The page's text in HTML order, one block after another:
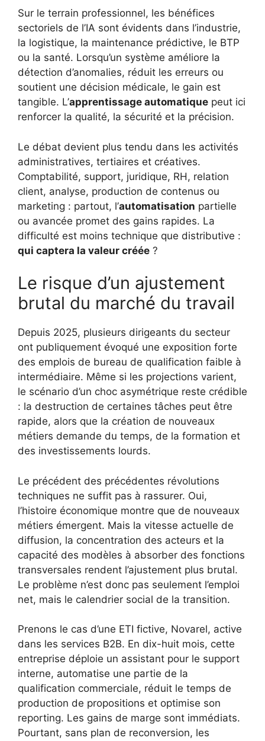
Sur le terrain professionnel, les bénéfices
sectoriels de l’IA sont évidents dans l’industrie,
la logistique, la maintenance prédictive, le BTP
ou la santé. Lorsqu’un système améliore la
détection d’anomalies, réduit les erreurs ou
soutient une décision médicale, le gain est
tangible. L’apprentissage automatique peut ici
renforcer la qualité, la sécurité et la précision.
Le débat devient plus tendu dans les activités
administratives, tertiaires et créatives.
Comptabilité, support, juridique, RH, relation
client, analyse, production de contenus ou
marketing : partout, l’automatisation partielle
ou avancée promet des gains rapides. La
difficulté est moins technique que distributive :
qui captera la valeur créée ?
Le risque d’un ajustement
brutal du marché du travail
Depuis 2025, plusieurs dirigeants du secteur
ont publiquement évoqué une exposition forte
des emplois de bureau de qualification faible à
intermédiaire. Même si les projections varient,
le scénario d’un choc asymétrique reste crédible
: la destruction de certaines tâches peut être
rapide, alors que la création de nouveaux
métiers demande du temps, de la formation et
des investissements lourds.
Le précédent des précédentes révolutions
techniques ne suffit pas à rassurer. Oui,
l’histoire économique montre que de nouveaux
métiers émergent. Mais la vitesse actuelle de
diffusion, la concentration des acteurs et la
capacité des modèles à absorber des fonctions
transversales rendent l’ajustement plus brutal.
Le problème n’est donc pas seulement l’emploi
net, mais le calendrier social de la transition.
Prenons le cas d’une ETI fictive, Novarel, active
dans les services B2B. En dix-huit mois, cette
entreprise déploie un assistant pour le support
interne, automatise une partie de la
qualification commerciale, réduit le temps de
production de propositions et optimise son
reporting. Les gains de marge sont immédiats.
Pourtant, sans plan de reconversion, les